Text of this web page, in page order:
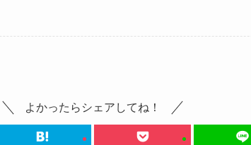
よかったらシェアしてね！